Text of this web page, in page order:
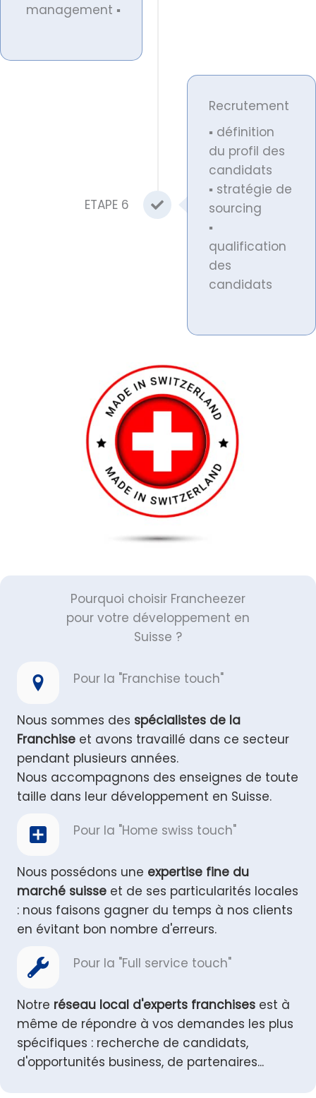
management ▪
Recrutement
▪ définition
du profil des
candidats
▪ stratégie de
sourcing
▪
qualification
des
candidats
ETAPE 6
Pourquoi choisir Francheezer
pour votre développement en
Suisse ?
Pour la "Franchise touch"
Nous sommes des spécialistes de la
Franchise et avons travaillé dans ce secteur
pendant plusieurs années.
Nous accompagnons des enseignes de toute
taille dans leur développement en Suisse.
Pour la "Home swiss touch"
Nous possédons une expertise fine du
marché suisse et de ses particularités locales
: nous faisons gagner du temps à nos clients
en évitant bon nombre d'erreurs.
Pour la "Full service touch"
Notre réseau local d'experts franchises est à
même de répondre à vos demandes les plus
spécifiques : recherche de candidats,
d'opportunités business, de partenaires...